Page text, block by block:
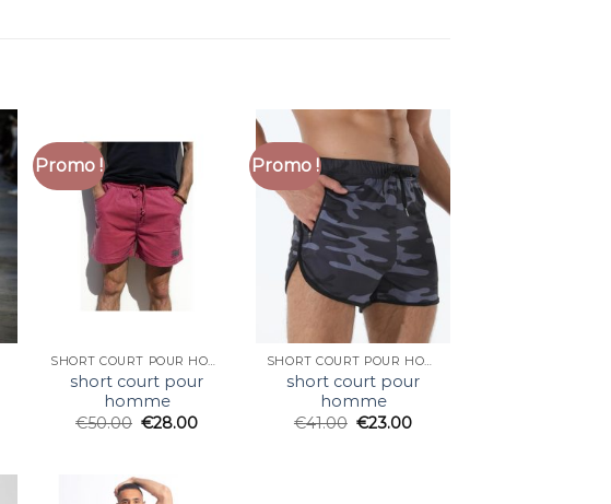
Promo !
SHORT COURT POUR HOMME
short court pour
homme
€50.00 €28.00
Promo !
SHORT COURT POUR HOMME
short court pour
homme
€41.00 €23.00